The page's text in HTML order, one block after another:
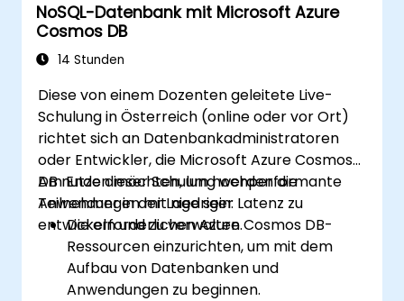
NoSQL-Datenbank mit Microsoft Azure
Cosmos DB
14 Stunden
Diese von einem Dozenten geleitete Live-
Schulung in Österreich (online oder vor Ort)
richtet sich an Datenbankadministratoren
oder Entwickler, die Microsoft Azure Cosmos
DB nutzen möchten, um hochperformante
Anwendungen mit niedriger Latenz zu
entwickeln und zu verwalten.
Am Ende dieser Schulung werden die
Teilnehmer in der Lage sein:
Die erforderlichen Azure Cosmos DB-
Ressourcen einzurichten, um mit dem
Aufbau von Datenbanken und
Anwendungen zu beginnen.